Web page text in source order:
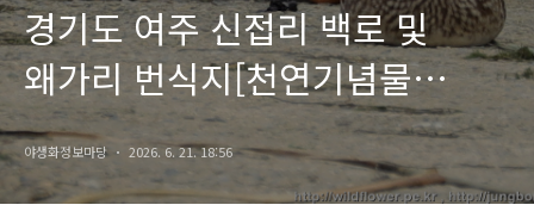
경기도 여주 신접리 백로 및
왜가리 번식지[천연기념물
209호], 금당천 탐조 - 개개비,
검은댕기해오라기, 물총새,
야생화정보마당 2026. 6. 21. 18:56